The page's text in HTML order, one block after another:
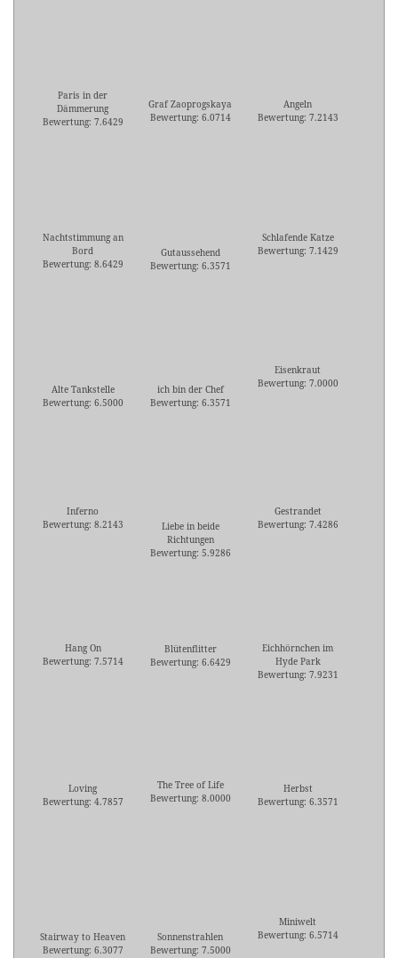
Paris in der
Dämmerung
Bewertung: 7.6429
Graf Zaoprogskaya
Bewertung: 6.0714
Angeln
Bewertung: 7.2143
Nachtstimmung an
Bord
Bewertung: 8.6429
Gutaussehend
Bewertung: 6.3571
Schlafende Katze
Bewertung: 7.1429
Alte Tankstelle
Bewertung: 6.5000
ich bin der Chef
Bewertung: 6.3571
Eisenkraut
Bewertung: 7.0000
Inferno
Bewertung: 8.2143
Liebe in beide
Richtungen
Bewertung: 5.9286
Gestrandet
Bewertung: 7.4286
Hang On
Bewertung: 7.5714
Blütenflitter
Bewertung: 6.6429
Eichhörnchen im
Hyde Park
Bewertung: 7.9231
Loving
Bewertung: 4.7857
The Tree of Life
Bewertung: 8.0000
Herbst
Bewertung: 6.3571
Stairway to Heaven
Bewertung: 6.3077
Sonnenstrahlen
Bewertung: 7.5000
Miniwelt
Bewertung: 6.5714